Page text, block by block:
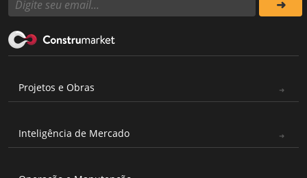
Projetos e Obras
Inteligência de Mercado